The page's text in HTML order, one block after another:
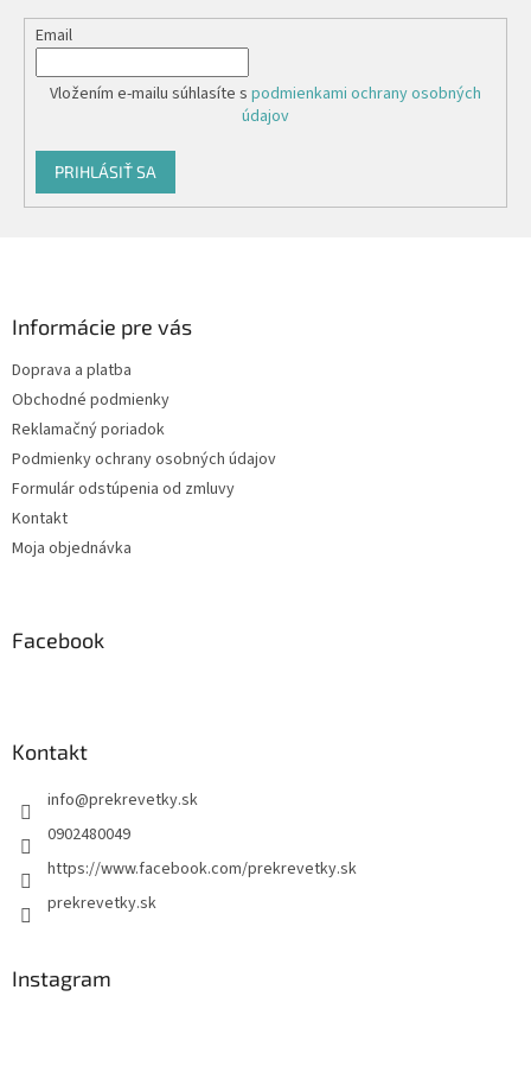
Email
Vložením e-mailu súhlasíte s podmienkami ochrany osobných
údajov
PRIHLÁSIŤ SA
Informácie pre vás
Doprava a platba
Obchodné podmienky
Reklamačný poriadok
Podmienky ochrany osobných údajov
Formulár odstúpenia od zmluvy
Kontakt
Moja objednávka
Facebook
Kontakt
info@prekrevetky.sk
0902480049
https://www.facebook.com/prekrevetky.sk
prekrevetky.sk
Instagram